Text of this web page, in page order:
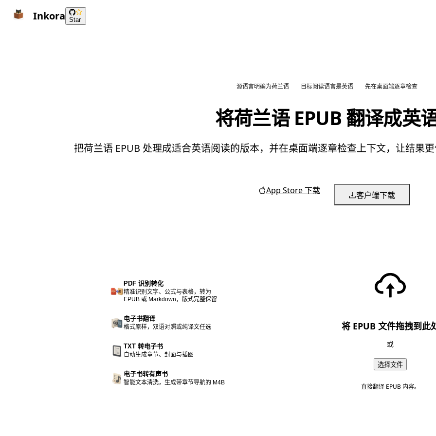
Inkora Star
源语言明确为荷兰语 目标阅读语言是英语 先在桌面端逐章检查
将荷兰语 EPUB 翻译成英
把荷兰语 EPUB 处理成适合英语阅读的版本，并在桌面端逐章检查上下文，让结果
App Store 下载 客户端下载
PDF 识别转化
精准识别文字、公式与表格，转为
EPUB 或 Markdown，版式完整保留
电子书翻译
格式原样，双语对照或纯译文任选
TXT 转电子书
自动生成章节、封面与插图
电子书转有声书
智能文本清洗，生成带章节导航的 M4B
将 EPUB 文件拖拽到此
或
选择文件
直接翻译 EPUB 内容。